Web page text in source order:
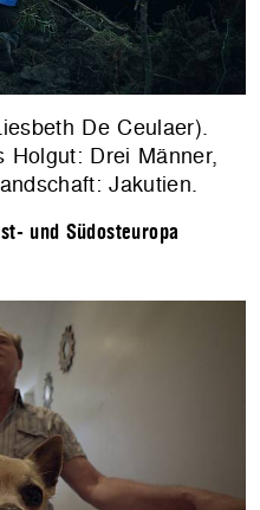
De Ceulaer).
Holgut: Drei Männer,
Jakutien.
und Südosteuropa